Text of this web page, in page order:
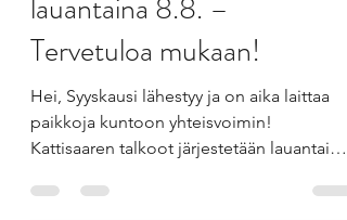
Patrik .
Jul 27
1 min read
Kattisaaren talkoot
lauantaina 8.8. –
Tervetuloa mukaan!